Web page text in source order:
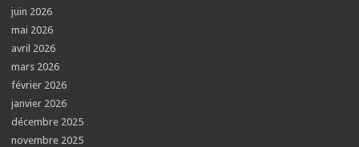
juin 2026
mai 2026
avril 2026
mars 2026
février 2026
janvier 2026
décembre 2025
novembre 2025